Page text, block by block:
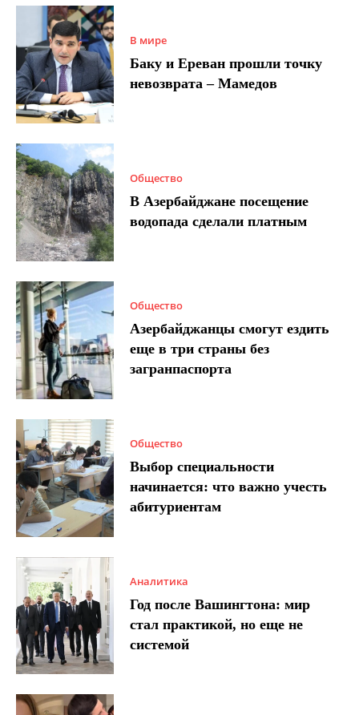
В мире
Баку и Ереван прошли точку
невозврата – Мамедов
Общество
В Азербайджане посещение
водопада сделали платным
Общество
Азербайджанцы смогут ездить
еще в три страны без
загранпаспорта
Общество
Выбор специальности
начинается: что важно учесть
абитуриентам
Аналитика
Год после Вашингтона: мир
стал практикой, но еще не
системой